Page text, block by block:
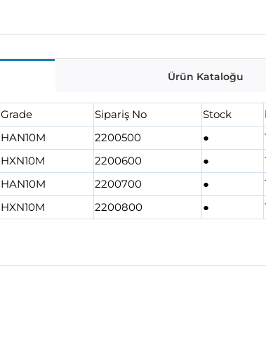
Ürün Kataloğu
Grade Sipariş No Stock
HAN10M 2200500 ●
HXN10M 2200600 ●
HAN10M 2200700 ●
HXN10M 2200800 ●